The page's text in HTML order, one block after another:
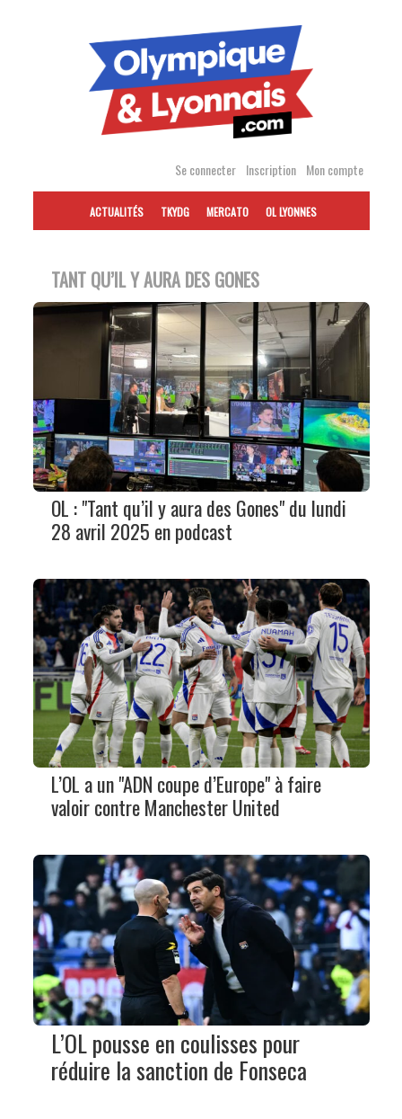
Se connecter Inscription Mon compte
ACTUALITÉS TKYDG MERCATO OL LYONNES
TANT QU’IL Y AURA DES GONES
OL : "Tant qu’il y aura des Gones" du lundi
28 avril 2025 en podcast
L’OL a un "ADN coupe d’Europe" à faire
valoir contre Manchester United
L’OL pousse en coulisses pour
réduire la sanction de Fonseca